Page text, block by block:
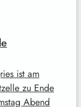
ist am
zu Ende
Abend